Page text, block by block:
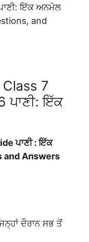
ਇੱਕ ਅਨਮੋਲ
and
7
ਪਾਣੀ: ਇੱਕ
ਪਾਣੀ : ਇੱਕ
and Answers
ਦੌਰਾਨ ਸਭ ਤੋਂ